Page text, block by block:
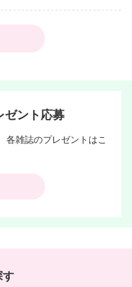
ゼント応募
雑誌のプレゼントはこ
す